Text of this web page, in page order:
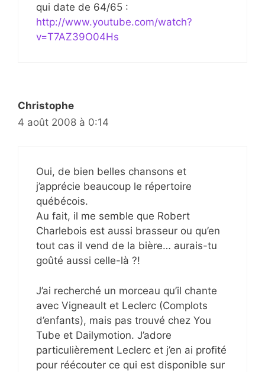
qui date de 64/65 :
http://www.youtube.com/watch?
v=T7AZ39O04Hs
Christophe
4 août 2008 à 0:14
Oui, de bien belles chansons et
j’apprécie beaucoup le répertoire
québécois.
Au fait, il me semble que Robert
Charlebois est aussi brasseur ou qu’en
tout cas il vend de la bière… aurais-tu
goûté aussi celle-là ?!
J’ai recherché un morceau qu’il chante
avec Vigneault et Leclerc (Complots
d’enfants), mais pas trouvé chez You
Tube et Dailymotion. J’adore
particulièrement Leclerc et j’en ai profité
pour réécouter ce qui est disponible sur